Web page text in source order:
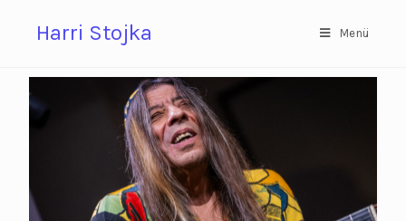
Harri Stojka Menü